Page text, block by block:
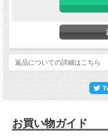
返品についての詳細はこちら
お買い物ガイド